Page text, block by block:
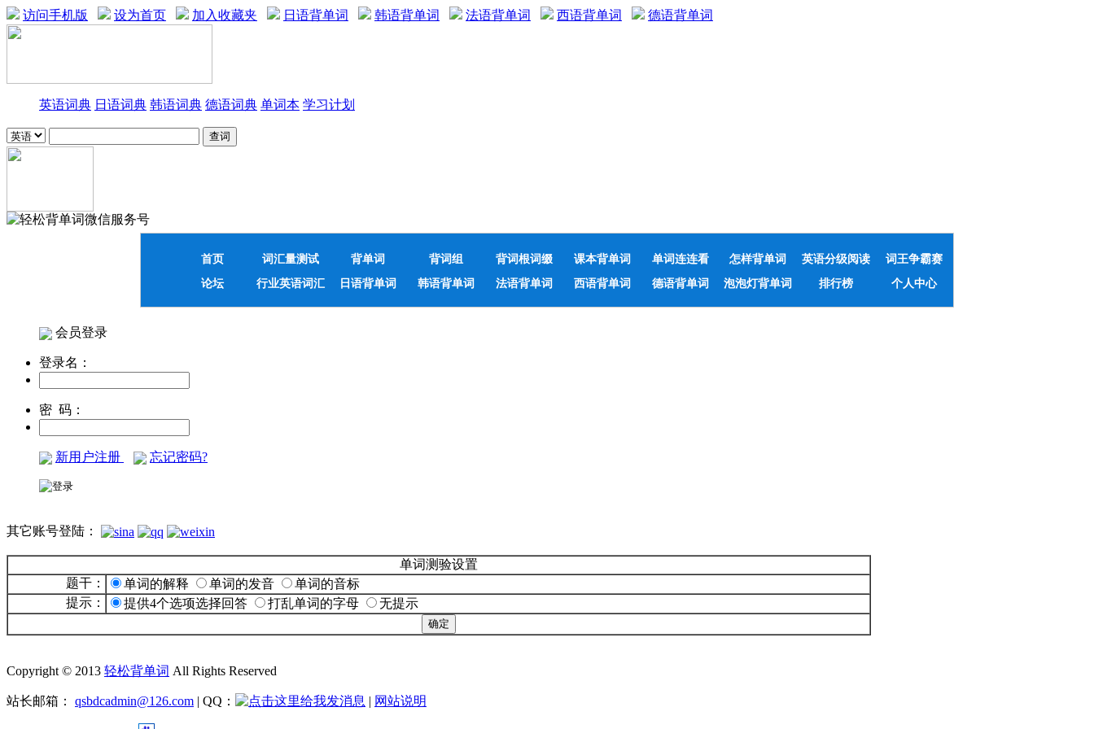
访问手机版 设为首页 加入收藏夹 日语背单词 韩语背单词 法语背单词 西语背单词 德语背单词
英语词典 日语词典 韩语词典 德语词典 单词本 学习计划
首页 词汇量测试 背单词 背词组 背词根词缀 课本背单词 单词连连看 怎样背单词 英语分级阅读
词王争霸赛
论坛
行业英语词汇 日语背单词 韩语背单词 法语背单词 西语背单词 德语背单词 泡泡灯背单词 排行榜 个人中心
会员登录
登录名：
密 码：
新用户注册 忘记密码?
其它账号登陆：
单词测验设置
题干：
单词的解释 单词的发音
单词的音标
提示：
提供4个选项选择回答 打乱单词的字母 无提示
Copyright © 2013 轻松背单词 All Rights Reserved
站长邮箱： qsbdcadmin@126.com | QQ： | 网站说明